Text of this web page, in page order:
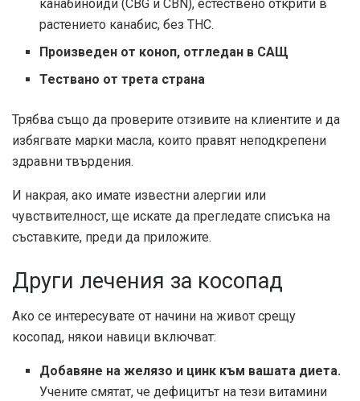
канабиноиди (CBG и CBN), естествено открити в
растението канабис, без THC.
Произведен от коноп, отгледан в САЩ
Тествано от трета страна
Трябва също да проверите отзивите на клиентите и да
избягвате марки масла, които правят неподкрепени
здравни твърдения.
И накрая, ако имате известни алергии или
чувствителност, ще искате да прегледате списъка на
съставките, преди да приложите.
Други лечения за косопад
Ако се интересувате от начини на живот срещу
косопад, някои навици включват:
Добавяне на желязо и цинк към вашата диета.
Учените смятат, че дефицитът на тези витамини